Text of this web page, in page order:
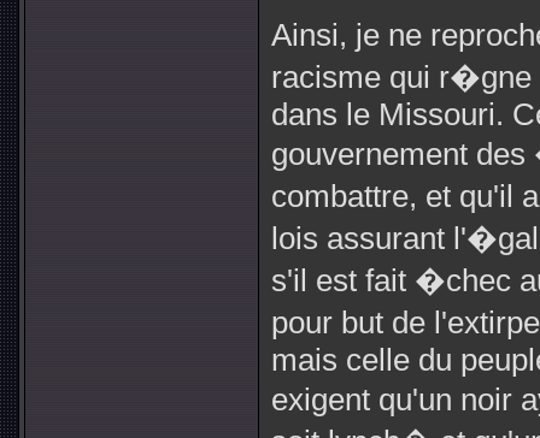
Ainsi, je ne
racisme qui r�gne
dans le Missouri.
gouvernement
combattre, et qu'il
lois assurant
s'il est fait �chec
pour but de
mais celle du
exigent qu'un noir